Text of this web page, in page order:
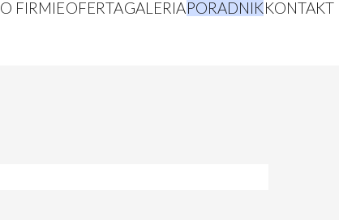
O FIRMIEOFERTAGALERIAPORADNIKKONTAKT